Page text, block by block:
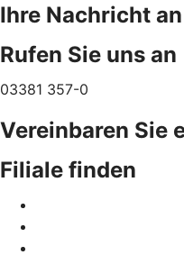
Ihre Nachricht
Rufen Sie uns an
03381 357-0
Vereinbaren Sie
Filiale finden